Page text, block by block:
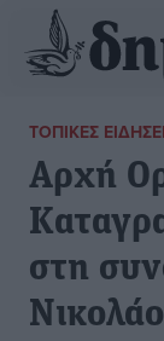
ΤΟΠΙΚΈΣ
Αρχή
στη